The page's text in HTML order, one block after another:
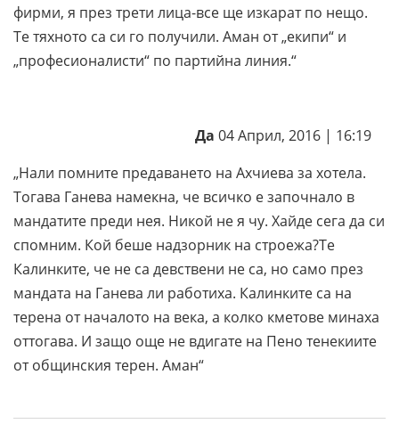
фирми, я през трети лица-все ще изкарат по нещо.
Те тяхното са си го получили. Аман от „екипи“ и
„професионалисти“ по партийна линия.“
Да 04 Април, 2016 | 16:19
„Нали помните предаването на Ахчиева за хотела.
Тогава Ганева намекна, че всичко е започнало в
мандатите преди нея. Никой не я чу. Хайде сега да си
спомним. Кой беше надзорник на строежа?Те
Калинките, че не са девствени не са, но само през
мандата на Ганева ли работиха. Калинките са на
терена от началото на века, а колко кметове минаха
оттогава. И защо още не вдигате на Пено тенекиите
от общинския терен. Аман“